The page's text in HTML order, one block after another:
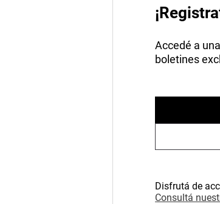
Accedé a
boletines
Disfrutá de
Consultá